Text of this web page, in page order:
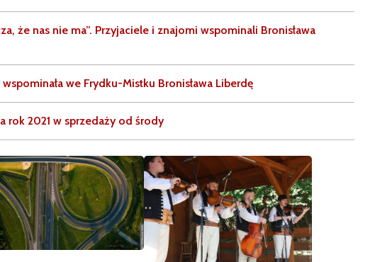
że nas nie ma”. Przyjaciele i znajomi wspominali Bronisława
we Frydku-Mistku Bronisława Liberdę
rok 2021 w sprzedaży od środy